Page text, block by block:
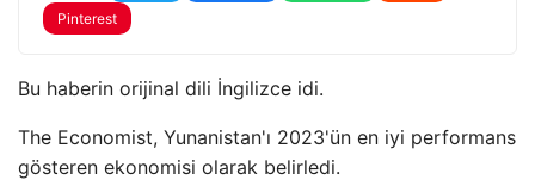
Pinterest
Bu haberin orijinal dili İngilizce idi.
The Economist, Yunanistan'ı 2023'ün en iyi performans
gösteren ekonomisi olarak belirledi.